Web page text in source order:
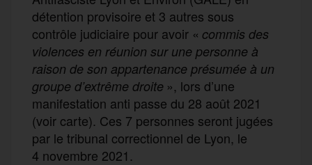
détention provisoire et 3 autres sous
contrôle judiciaire pour avoir « commis des
violences en réunion sur une personne à
raison de son appartenance présumée à un
groupe d’extrême droite », lors d’une
manifestation anti passe du 28 août 2021
(voir carte). Ces 7 personnes seront jugées
par le tribunal correctionnel de Lyon, le
4 novembre 2021.